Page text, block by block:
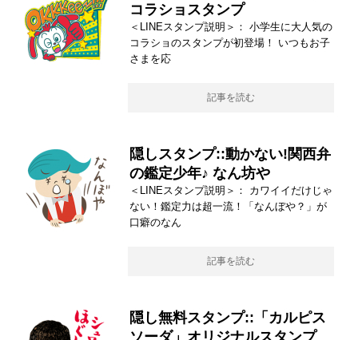
コラショスタンプ
＜LINEスタンプ説明＞： 小学生に大人気の
コラショのスタンプが初登場！ いつもお子
さまを応
記事を読む
隠しスタンプ::動かない!関西弁
の鑑定少年♪ なん坊や
＜LINEスタンプ説明＞： カワイイだけじゃ
ない！鑑定力は超一流！「なんぼや？」が
口癖のなん
記事を読む
隠し無料スタンプ::「カルピス
ソーダ」オリジナルスタンプ